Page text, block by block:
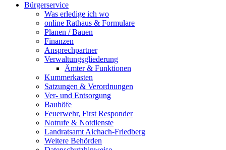
Bürgerservice
Was erledige ich wo
online Rathaus & Formulare
Planen / Bauen
Finanzen
Ansprechpartner
Verwaltungsgliederung
Ämter & Funktionen
Kummerkasten
Satzungen & Verordnungen
Ver- und Entsorgung
Bauhöfe
Feuerwehr, First Responder
Notrufe & Notdienste
Landratsamt Aichach-Friedberg
Weitere Behörden